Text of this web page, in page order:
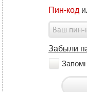
Пин-код
Забыли